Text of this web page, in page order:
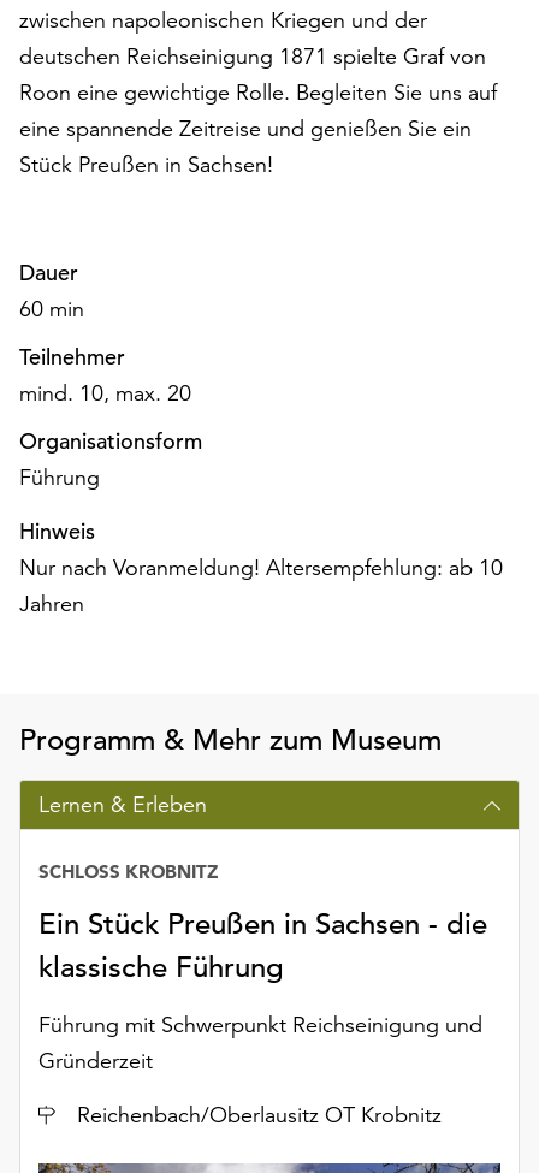
steht
Ihnen
am
der
Seite
Einstellungen“
zur
Funktionale
Cookies
auch
ohne
Einverständnis
weiterhin
ausgeführt.
Cookies
erreichen
Sie
Einstellungen
über
die
Schaltfläche
Weitere
Informationen
Sie
zwischen napoleonischen Kriegen und der
deutschen Reichseinigung 1871 spielte Graf von
Roon eine gewichtige Rolle. Begleiten Sie uns auf
eine spannende Zeitreise und genießen Sie ein
Stück Preußen in Sachsen!
Dauer
60 min
Teilnehmer
mind. 10, max. 20
Organisationsform
Führung
Hinweis
Nur nach Voranmeldung! Altersempfehlung: ab 10
Jahren
Programm & Mehr zum Museum
Lernen & Erleben
Ein Stück Preußen in Sachsen - die
klassische Führung
SCHLOSS KROBNITZ
Führung mit Schwerpunkt Reichseinigung und
Gründerzeit
Ort
Reichenbach/Oberlausitz OT Krobnitz